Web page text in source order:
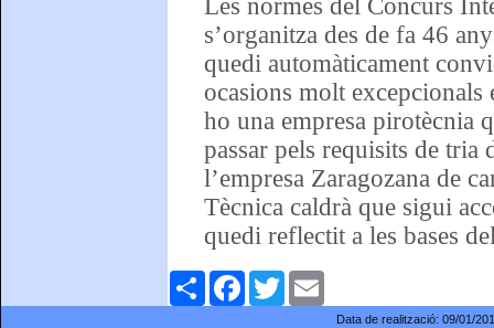
Les normes del Concurs
s’organitza des de fa 46
quedi automàticament
ocasions molt
ho una empresa pirotècnia
passar pels requisits de tria
l’empresa Zaragozana de
Tècnica caldrà que sigui
quedi reflectit a les bases
ComparteixFacebookTwitter
Data de realització: 09/01/